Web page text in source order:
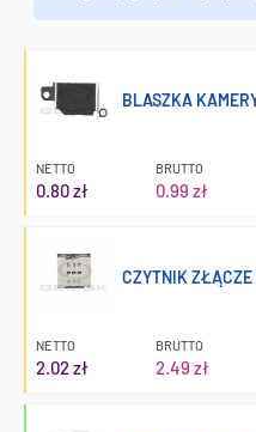
BLASZKA
NETTO
0.80 zł
BRUTTO
0.99 zł
CZYTNIK ZŁĄCZE
NETTO
2.02 zł
BRUTTO
2.49 zł